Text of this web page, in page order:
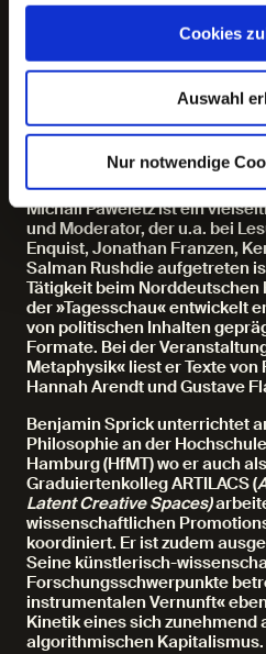
Cookies
Auswahl
Nur notwendige
Untersuchung der
Wissensformen und
Vogls gehören »Kalkül und
ökonomischen Menschen«
(2007), »Das Gespenst des
»Kapital und Ressentiment.
Gegenwart« (2021), das eine
Michail Paweletz ist ein
und Moderator, der u.a. bei
Enquist, Jonathan Franzen,
Salman Rushdie aufgetreten
Tätigkeit beim Norddeutschen
der »Tagesschau« entwickelt
von politischen Inhalten
Formate. Bei der
Metaphysik« liest er Texte
Hannah Arendt und Gustave
Benjamin Sprick unterrichtet
Philosophie an der
Hamburg (HfMT) wo er auch
Graduiertenkolleg ARTILACS (
Latent Creative Spaces)
wissenschaftlichen
koordiniert. Er ist zudem
Seine künstlerisch-
Forschungsschwerpunkte
instrumentalen Vernunft«
Kinetik eines sich
algorithmischen Kapitalismus.